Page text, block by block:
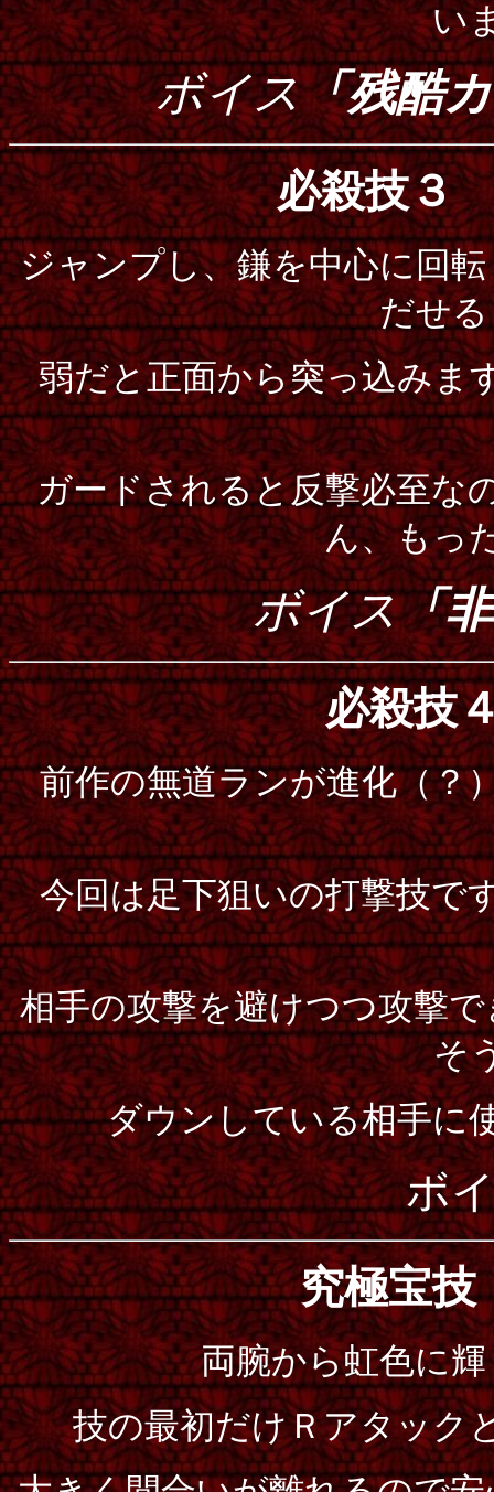
い
ボイス「残酷
必殺技
ジャンプし、鎌を中心に回
だせ
弱だと正面から突っ込みま
ガードされると反撃必至
ん、もっ
ボイス「
必殺
前作の無道ランが進化（？
今回は足下狙いの打撃技で
相手の攻撃を避けつつ攻撃
そ
ダウンしている相手に
ボ
究極宝
両腕から虹色に
技の最初だけＲアタック